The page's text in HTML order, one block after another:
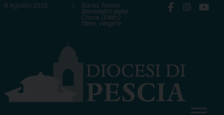
Skip
9 Agosto 2026 Santa Teresa
Benedetta della
Croce (Edith)
Stein, vergine